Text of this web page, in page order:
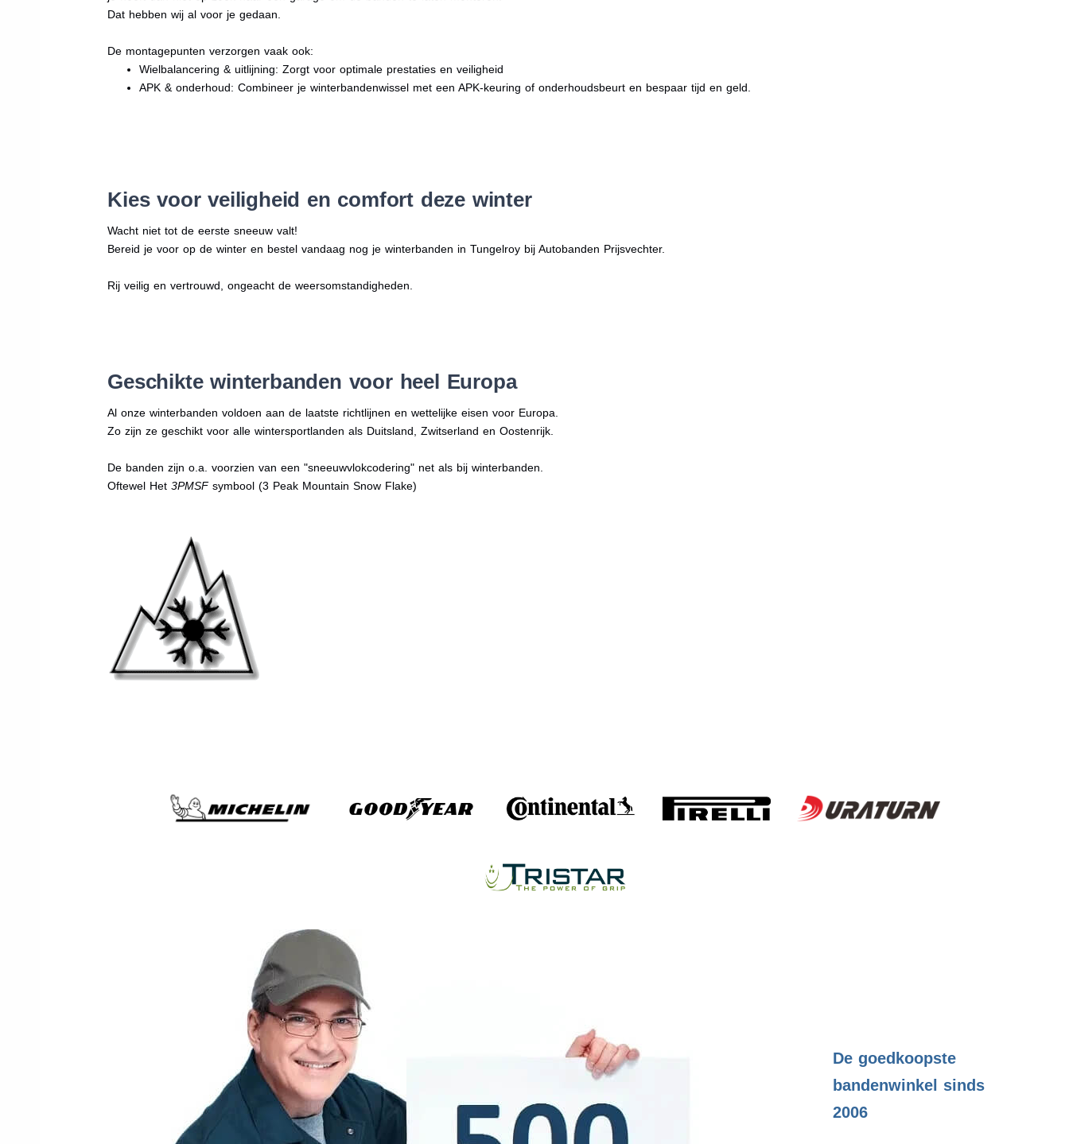
Dat hebben wij al voor je gedaan.
De montagepunten verzorgen vaak ook:
Wielbalancering & uitlijning: Zorgt voor optimale prestaties en veiligheid
APK & onderhoud: Combineer je winterbandenwissel met een APK-keuring of onderhoudsbeurt en bespaar tijd en geld.
Kies voor veiligheid en comfort deze winter
Wacht niet tot de eerste sneeuw valt!
Bereid je voor op de winter en bestel vandaag nog je winterbanden in Tungelroy bij Autobanden Prijsvechter.
Rij veilig en vertrouwd, ongeacht de weersomstandigheden.
Geschikte winterbanden voor heel Europa
Al onze winterbanden voldoen aan de laatste richtlijnen en wettelijke eisen voor Europa.
Zo zijn ze geschikt voor alle wintersportlanden als Duitsland, Zwitserland en Oostenrijk.
De banden zijn o.a. voorzien van een "sneeuwvlokcodering" net als bij winterbanden.
Oftewel Het3PMSFsymbool (3 Peak Mountain Snow Flake)
De goedkoopste
bandenwinkel sinds
2006